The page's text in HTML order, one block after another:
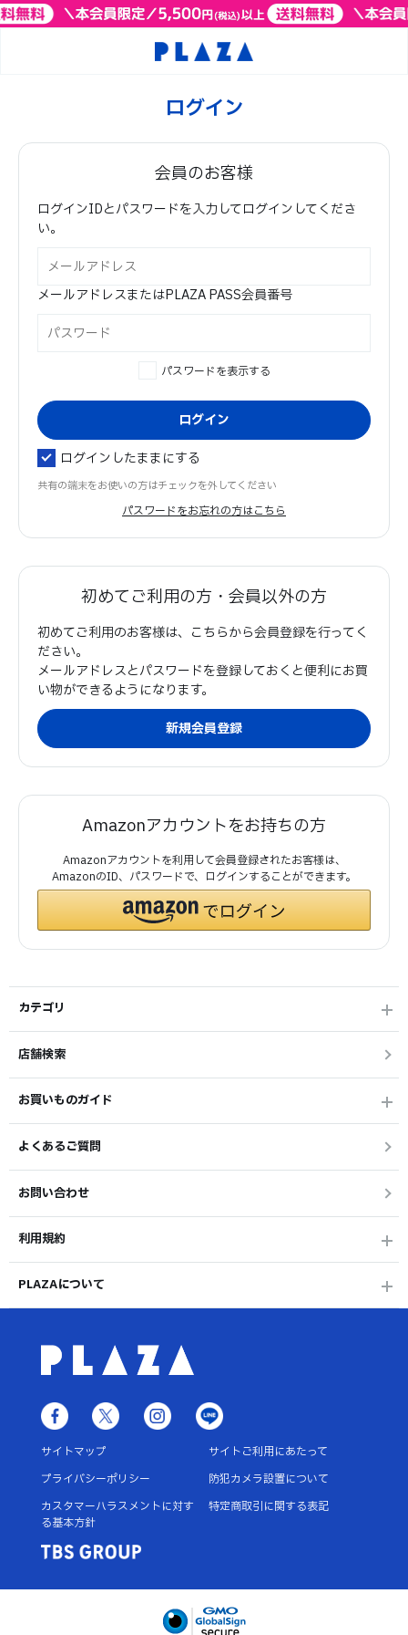
ログイン
会員のお客様
ログインIDとパスワードを入力してログインしてくださ
い。
メールアドレスまたはPLAZA PASS会員番号
パスワードを表示する
ログインしたままにする
共有の端末をお使いの方はチェックを外してください
パスワードをお忘れの方はこちら
初めてご利用の方・会員以外の方
初めてご利用のお客様は、こちらから会員登録を行ってく
ださい。
メールアドレスとパスワードを登録しておくと便利にお買
い物ができるようになります。
Amazonアカウントをお持ちの方
Amazonアカウントを利用して会員登録されたお客様は、
AmazonのID、パスワードで、ログインすることができます。
カテゴリ
店舗検索
お買いものガイド
よくあるご質問
お問い合わせ
利用規約
PLAZAについて
サイトマップ
サイトご利用にあたって
プライバシーポリシー
防犯カメラ設置について
カスタマーハラスメントに対す
る基本方針
特定商取引に関する表記